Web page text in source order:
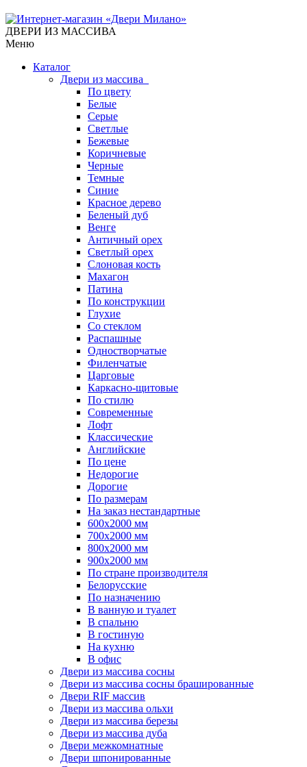
ДВЕРИ ИЗ МАССИВА
Меню
Каталог
Двери из массива
По цвету
Белые
Серые
Светлые
Бежевые
Коричневые
Черные
Темные
Синие
Красное дерево
Беленый дуб
Венге
Античный орех
Светлый орех
Слоновая кость
Махагон
Патина
По конструкции
Глухие
Со стеклом
Распашные
Одностворчатые
Филенчатые
Царговые
Каркасно-щитовые
По стилю
Современные
Лофт
Классические
Английские
По цене
Недорогие
Дорогие
По размерам
На заказ нестандартные
600х2000 мм
700х2000 мм
800х2000 мм
900х2000 мм
По стране производителя
Белорусские
По назначению
В ванную и туалет
В спальню
В гостиную
На кухню
В офис
Двери из массива сосны
Двери из массива сосны брашированные
Двери RIF массив
Двери из массива ольхи
Двери из массива березы
Двери из массива дуба
Двери межкомнатные
Двери шпонированные